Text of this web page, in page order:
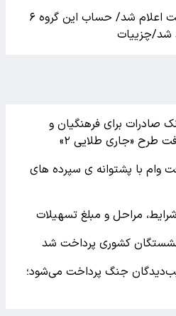
زمان واریز یارانه جدید دولت اعلام شد/ حساب این گروه ۶
شد/چزییات
بانک صادرات برای فرهنگیان و
طرح «جاری طلایی ۲»
وام با پشتوانه ی سپرده های
مراحل و مبلغ تسهیلات
جنگ پرداخت می‌شود؛